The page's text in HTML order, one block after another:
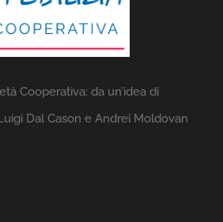
Cooperativa: da un’idea di
Dal Cason e Andrei Moldovan